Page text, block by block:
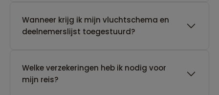
Wanneer krijg ik mijn vluchtschema en
deelnemerslijst toegestuurd?
Welke verzekeringen heb ik nodig voor
mijn reis?